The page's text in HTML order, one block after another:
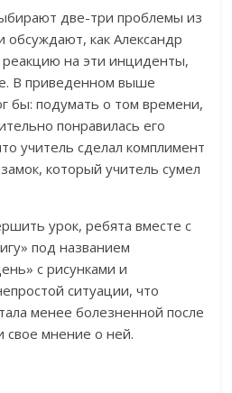
две-три проблемы из
обсуждают, как Александр
на эти инциденты,
В приведенном выше
бы: подумать о том времени,
понравилась его
учитель сделал комплимент
который учитель сумел
урок, ребята вместе с
под названием
с рисунками и
ситуации, что
менее болезненной после
свое мнение о ней.